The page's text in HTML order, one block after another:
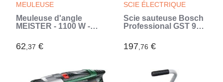
MEULEUSE
Meuleuse d'angle
MEISTER - 1100 W - Ø
latérale a 3 positions
(Gris)
62,37 €
SCIE ÉLECTRIQUE
Scie sauteuse Bosch
Professional GST 90
- 060158F003 (Bleu)
197,76 €